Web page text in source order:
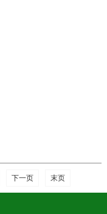
下一页 末页